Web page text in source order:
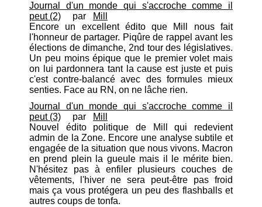
Journal d'un monde qui s'accroche comme il
peut (2) par
Mill
Encore un excellent édito que Mill nous fait
l'honneur de partager. Piqûre de rappel avant les
élections de dimanche, 2nd tour des législatives.
Un peu moins épique que le premier volet mais
on lui pardonnera tant la cause est juste et puis
c'est contre-balancé avec des formules mieux
senties. Face au RN, on ne lâche rien.
Journal d'un monde qui s'accroche comme il
peut (3) par
Mill
Nouvel édito politique de Mill qui redevient
admin de la Zone. Encore une analyse subtile et
engagée de la situation que nous vivons. Macron
en prend plein la gueule mais il le mérite bien.
N'hésitez pas à enfiler plusieurs couches de
vêtements, l'hiver ne sera peut-être pas froid
mais ça vous protégera un peu des flashballs et
autres coups de tonfa.